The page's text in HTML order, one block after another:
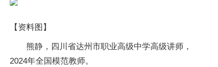
【资料图】
熊静，四川省达州市职业高级中学高级讲师，
2024年全国模范教师。